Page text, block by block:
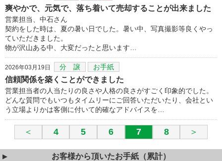
爽やかで、元気で、落ち着いて売却することが出来ました
営業担当、中石さん
契約をした時は、夏の暑い日でした。暑い中、写真撮影等良くやっ
ていただきました。
物が沢山ある中、大変だったと思います…
2026年03月19日 分 譲 お手紙
信頼関係を築くことができました
営業担当者の人当たりの良さや人格の良さがすごく印象的でした。
どんな質問でもいつもタイムリーにご回答いただいたり、会社とい
う立場よりかは客側に付いて的確なアドバイスを…
＜ 4 5 6 7 8 ＞
お客様から頂いたお手紙（累計）